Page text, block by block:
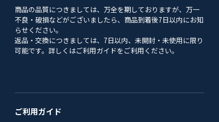
商品の品質につきましては、万全を期しておりますが、万一
不良・破損などがございましたら、商品到着後7日以内にお知
らせください。
返品・交換につきましては、7日以内、未開封・未使用に限り
可能です。詳しくはご利用ガイドをご利用ください。
ご利用ガイド